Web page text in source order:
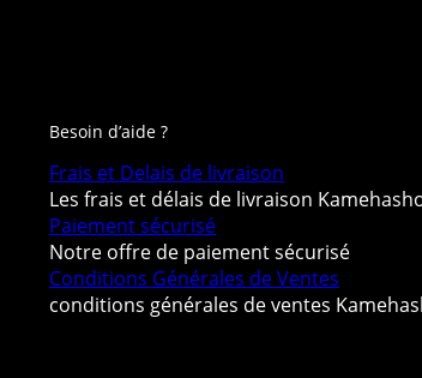
Besoin d’aide ?
Frais et Delais de livraison
Les frais et délais de livraison
Paiement sécurisé
Notre offre de paiement sécurisé
Conditions Générales de Ventes
conditions générales de ventes